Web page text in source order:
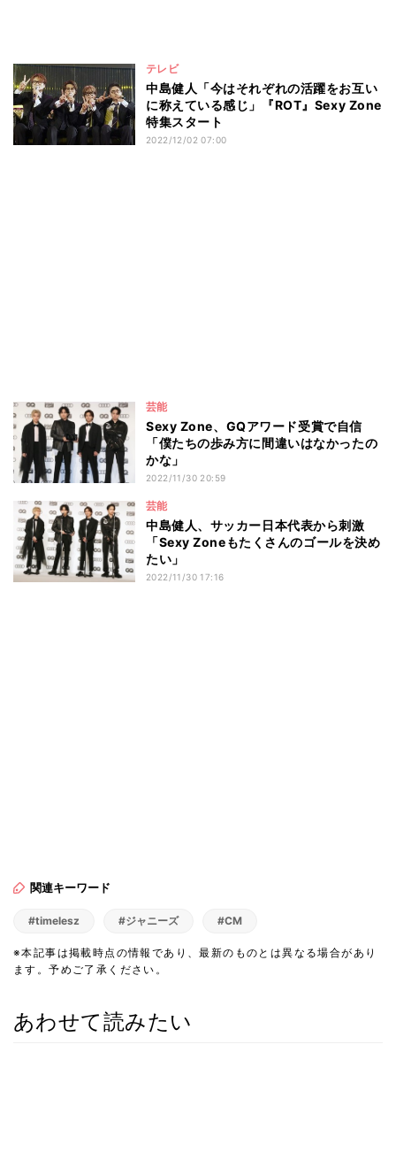
テレビ
中島健人「今はそれぞれの活躍をお互い
に称えている感じ」『ROT』Sexy Zone
特集スタート
2022/12/02 07:00
芸能
Sexy Zone、GQアワード受賞で自信
「僕たちの歩み方に間違いはなかったの
かな」
2022/11/30 20:59
芸能
中島健人、サッカー日本代表から刺激
「Sexy Zoneもたくさんのゴールを決め
たい」
2022/11/30 17:16
関連キーワード
#timelesz #ジャニーズ #CM
※本記事は掲載時点の情報であり、最新のものとは異なる場合があり
ます。予めご了承ください。
あわせて読みたい